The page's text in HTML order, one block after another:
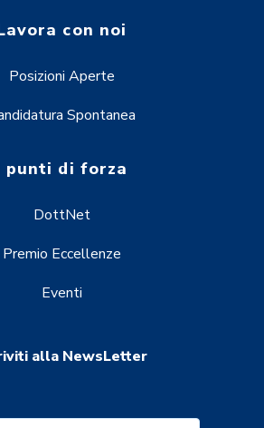
con noi
Posizioni Aperte
Spontanea
punti di forza
DottNet
Premio Eccellenze
Eventi
alla NewsLetter